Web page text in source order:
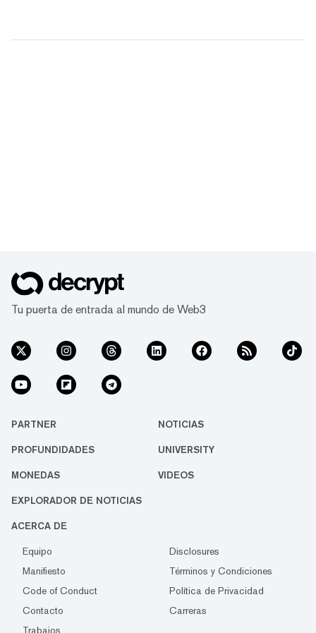
Tu puerta de entrada al mundo de Web3
PARTNER NOTICIAS
PROFUNDIDADES UNIVERSITY
MONEDAS VIDEOS
EXPLORADOR DE NOTICIAS
ACERCA DE
Equipo
Disclosures
Manifiesto
Términos y Condiciones
Code of Conduct
Política de Privacidad
Contacto
Carreras
Trabajos